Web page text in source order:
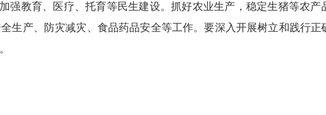
强教育、医疗、托育等民生建设。抓好农业生产，稳定生猪等农产
生产、防灾减灾、食品药品安全等工作。要深入开展树立和践行正